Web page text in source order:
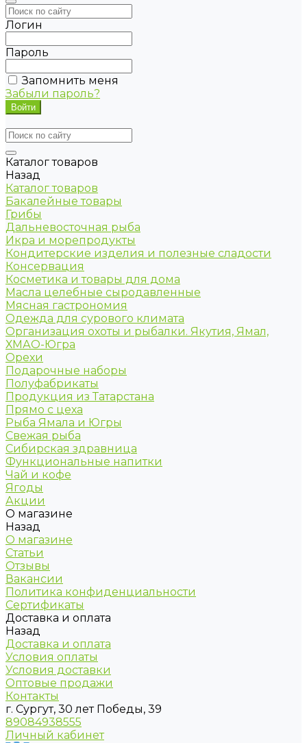
Логин
Пароль
Запомнить меня
Забыли пароль?
Каталог товаров
Назад
Каталог товаров
Бакалейные товары
Грибы
Дальневосточная рыба
Икра и морепродукты
Кондитерские изделия и полезные сладости
Консервация
Косметика и товары для дома
Масла целебные сыродавленные
Мясная гастрономия
Одежда для сурового климата
Организация охоты и рыбалки. Якутия, Ямал,
ХМАО-Югра
Орехи
Подарочные наборы
Полуфабрикаты
Продукция из Татарстана
Прямо с цеха
Рыба Ямала и Югры
Свежая рыба
Сибирская здравница
Функциональные напитки
Чай и кофе
Ягоды
Акции
О магазине
Назад
О магазине
Статьи
Отзывы
Вакансии
Политика конфиденциальности
Сертификаты
Доставка и оплата
Назад
Доставка и оплата
Условия оплаты
Условия доставки
Оптовые продажи
Контакты
г. Сургут, 30 лет Победы, 39
89084938555
Личный кабинет